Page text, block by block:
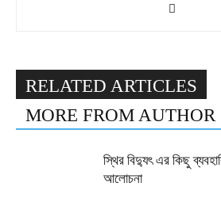
RELATED ARTICLES
MORE FROM AUTHOR
স্থির বিদ্যুৎ এর কিছু
আলোচনা